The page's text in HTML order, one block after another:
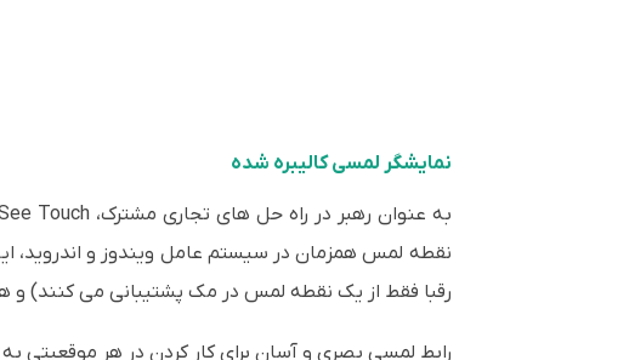
نمایشگر لمسی کالیبره شده
نقطه لمس همزمان در سیستم عامل ویندوز و اندروید،
رقبا فقط از یک نقطه لمس در مک پشتیبانی می کنند) و
رابط لمسی بصری و آسان برای کار کردن در هر موقعیتی